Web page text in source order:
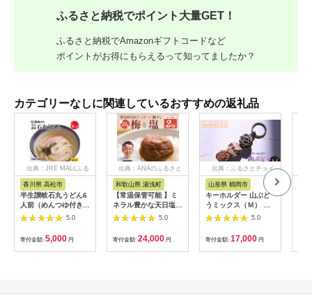
ふるさと納税でポイント大量GET！
ふるさと納税でAmazonギフトコードなど
ポイントがお得にもらえるって知ってましたか？
カテゴリーなしに関連しているおすすめの返礼品
出典：JRE MALLふる
さと納税
香川県 高松市
半生讃岐石丸うどん6
人前（めんつゆ付き）
麺300g×2袋
5.0
寄付金額: 5,000 円
出典：ANAのふるさと
和歌山県 湯浅町
【常温保管可能 】ミ
ネラル豊かな天日塩だ
けで漬けた無添加梅干
し2kg 梅ボーイズ｜
B201_EP6024
5.0
寄付金額: 24,000 円
出典：ふるさとチョイ
山形県 鶴岡市
キーホルダー 山ぶど
うミックス（Ｍ） 山
形県鶴岡市 アトリエ
かおる | 山葡萄 雑貨
キーホルダー ギフト
贈り物 お取り寄せ 返
礼品
5.0
寄付金額: 17,000 円